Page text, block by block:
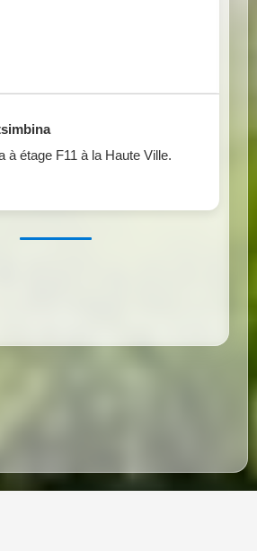
à étage F11 à la Haute Ville.